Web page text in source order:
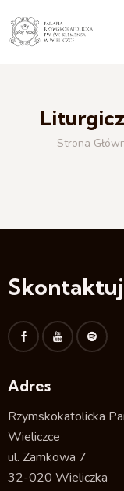
Strona
Skontaktuj
Adres
Rzymskokatolicka
Wieliczce
ul. Zamkowa 7
32-020 Wieliczka